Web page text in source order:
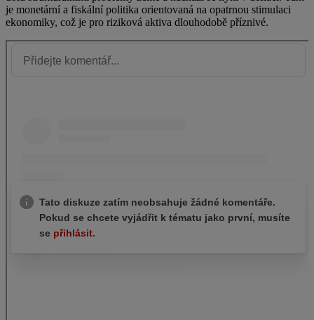
je monetární a fiskální politika orientovaná na opatrnou stimulaci
ekonomiky, což je pro riziková aktiva dlouhodobě příznivé.